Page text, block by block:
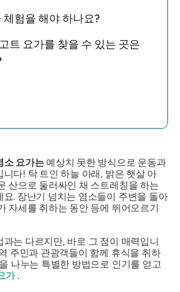
체험을 해야 하나요?
트 요가를 찾을 수 있는 곳은
소 요가는예상치 못한 방식으로 운동과
다! 탁 트인 하늘 아래, 밝은 햇살 아
산으로 둘러싸인 채 스트레칭을 하는
요. 장난기 넘치는 염소들이 주변을 돌아
자세를 취하는 동안 등에 뛰어오르기
과는 다르지만, 바로 그 점이 매력입니
주민과 관광객들이 함께 휴식을 취하
나누는 특별한 방법으로 인기를 얻고
가.